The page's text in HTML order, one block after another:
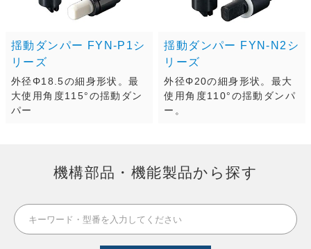
揺動ダンパー FYN-P1シ
リーズ
外径Φ18.5の細身形状。最
大使用角度115°の揺動ダン
パー
揺動ダンパー FYN-N2シ
リーズ
外径Φ20の細身形状。最大
使用角度110°の揺動ダンパ
ー。
機構部品・機能製品から探す